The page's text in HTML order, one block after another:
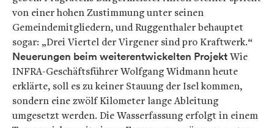
von einer hohen Zustimmung unter seinen
Gemeindemitgliedern, und Ruggenthaler behauptet
sogar: „Drei Viertel der Virgener sind pro Kraftwerk.“
Neuerungen beim weiterentwickelten ProjektWie
INFRA-Geschäftsführer Wolfgang Widmann heute
erklärte, soll es zu keiner Stauung der Isel kommen,
sondern eine zwölf Kilometer lange Ableitung
umgesetzt werden. Die Wasserfassung erfolgt in einem